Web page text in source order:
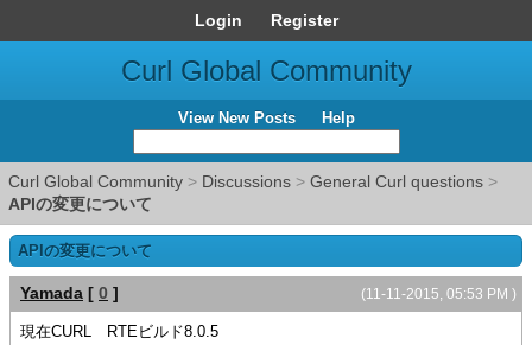
Login Register
Curl Global Community
View New Posts Help
Curl Global Community > Discussions > General Curl questions >
APIの変更について
APIの変更について
(11-11-2015, 05:53 PM )
Yamada [ 0 ]
現在CURL RTEビルド8.0.5